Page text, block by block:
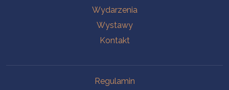
Wydarzenia
Wystawy
Kontakt
Regulamin